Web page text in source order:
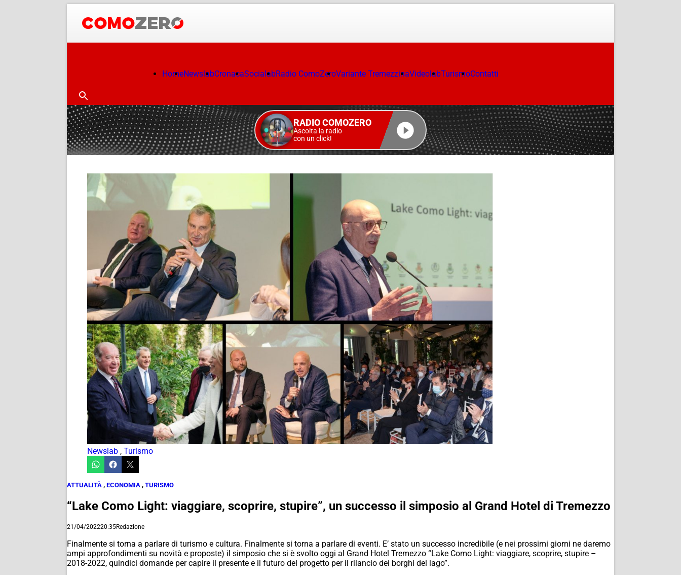
HomeNewslabCronacaSocialabRadio ComoZeroVariante TremezzinaVideolabTurismoContatti
RADIO COMOZERO
Ascolta la radio
con un click!
Newslab , Turismo
ATTUALITÀ , ECONOMIA , TURISMO
“Lake Como Light: viaggiare, scoprire, stupire”, un successo il simposio al Grand Hotel di Tremezzo
21/04/202220:35Redazione
Finalmente si torna a parlare di turismo e cultura. Finalmente si torna a parlare di eventi. E’ stato un successo incredibile (e nei prossimi giorni ne daremo
ampi approfondimenti su novità e proposte) il simposio che si è svolto oggi al Grand Hotel Tremezzo “Lake Como Light: viaggiare, scoprire, stupire –
2018-2022, quindici domande per capire il presente e il futuro del progetto per il rilancio dei borghi del lago”.